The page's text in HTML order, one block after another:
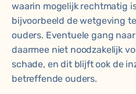
waarin mogelijk rechtmatig
bijvoorbeeld de wetgeving
ouders. Eventuele gang
daarmee niet noodzakelijk
schade, en dit blijft ook de
betreffende ouders.